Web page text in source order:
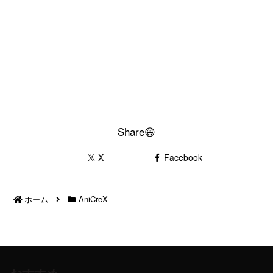
Share😄
X Facebook
ホーム AniCreX